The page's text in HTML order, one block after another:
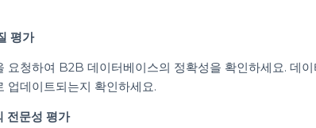
B2B 데이터 제공업체를 찾는 방
조사 및 비교
연락처 데이터 제공업체를 조사하세요. 리뷰, 추천 및